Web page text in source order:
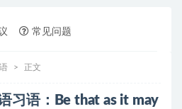
常见问题
正文
习语：Be that as it may